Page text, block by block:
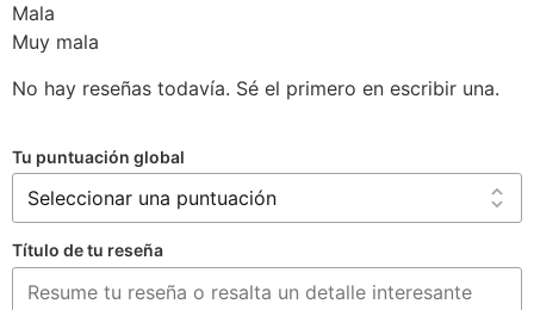
Mala
Muy mala
No hay reseñas todavía. Sé el primero en escribir una.
Tu puntuación global
Título de tu reseña